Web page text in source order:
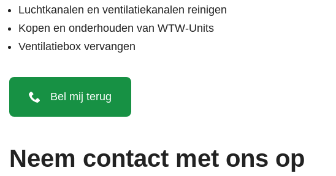
Luchtkanalen en ventilatiekanalen reinigen
Kopen en onderhouden van WTW-Units
Ventilatiebox vervangen
Bel mij terug
Neem contact met ons op